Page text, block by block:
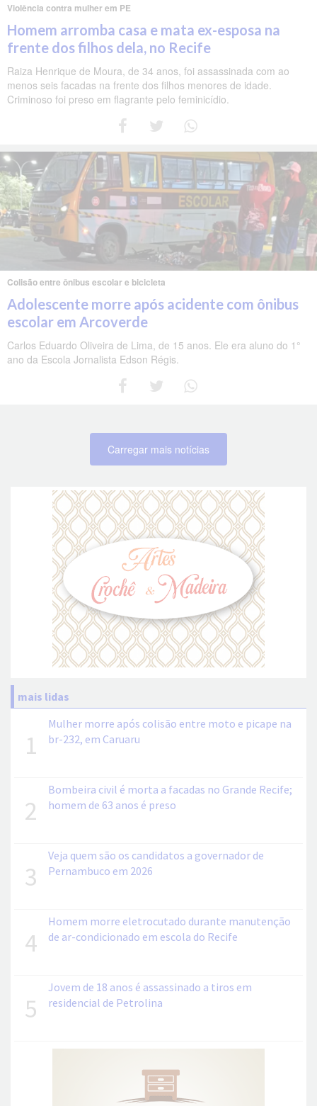
Violência contra mulher em PE
Homem arromba casa e mata ex-esposa na
frente dos filhos dela, no Recife
Raiza Henrique de Moura, de 34 anos, foi assassinada com ao
menos seis facadas na frente dos filhos menores de idade.
Criminoso foi preso em flagrante pelo feminicídio.
Colisão entre ônibus escolar e bicicleta
Adolescente morre após acidente com ônibus
escolar em Arcoverde
Carlos Eduardo Oliveira de Lima, de 15 anos. Ele era aluno do 1°
ano da Escola Jornalista Edson Régis.
Carregar mais notícias
mais lidas
1
Mulher morre após colisão entre moto e picape na
br-232, em Caruaru
2
Bombeira civil é morta a facadas no Grande Recife;
homem de 63 anos é preso
3
Veja quem são os candidatos a governador de
Pernambuco em 2026
4
Homem morre eletrocutado durante manutenção
de ar-condicionado em escola do Recife
5
Jovem de 18 anos é assassinado a tiros em
residencial de Petrolina